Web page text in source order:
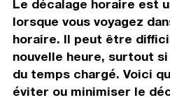
Le décalage horaire est
lorsque vous voyagez
horaire. Il peut être
nouvelle heure, surtout
du temps chargé. Voici
éviter ou minimiser le